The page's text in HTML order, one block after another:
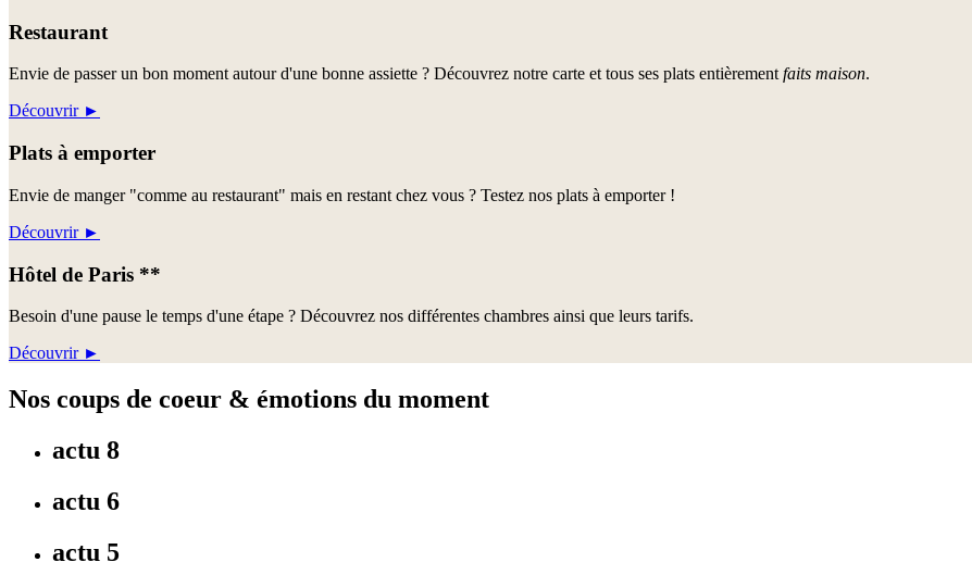
Restaurant
Envie de passer un bon moment autour d'une bonne assiette ? Découvrez notre carte et tous ses plats entièrement faits maison.
Découvrir►
Plats à emporter
Envie de manger "comme au restaurant" mais en restant chez vous ? Testez nos plats à emporter !
Découvrir►
Hôtel de Paris **
Besoin d'une pause le temps d'une étape ? Découvrez nos différentes chambres ainsi que leurs tarifs.
Découvrir►
Nos coups de coeur & émotions du moment
actu 8
actu 6
actu 5